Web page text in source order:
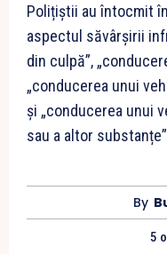
Polițiștii au întocmit
aspectul săvârşirii
din culpă”,
„conducerea unui
și „conducerea unui
sau a altor
By
5